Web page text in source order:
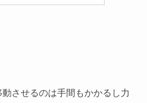
させるのは手間もかかるし力